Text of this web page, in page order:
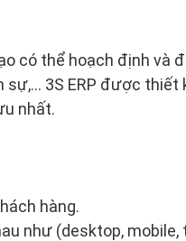
có thể hoạch định và
sự,… 3S ERP được
nhất.
hàng.
như (desktop, mobile,